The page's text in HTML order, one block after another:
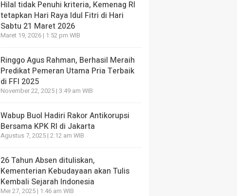
Hilal tidak Penuhi kriteria, Kemenag RI
tetapkan Hari Raya Idul Fitri di Hari
Sabtu 21 Maret 2026
Maret 19, 2026 | 1:52 pm WIB
Ringgo Agus Rahman, Berhasil Meraih
Predikat Pemeran Utama Pria Terbaik
di FFI 2025
November 22, 2025 | 3:49 am WIB
Wabup Buol Hadiri Rakor Antikorupsi
Bersama KPK RI di Jakarta
Agustus 7, 2025 | 2:12 am WIB
26 Tahun Absen dituliskan,
Kementerian Kebudayaan akan Tulis
Kembali Sejarah Indonesia
Mei 27, 2025 | 1:46 am WIB